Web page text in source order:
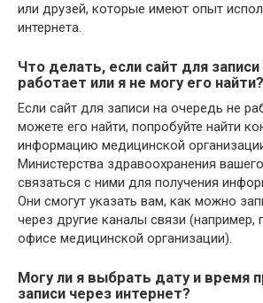
или друзей, которые имеют опыт
интернета.
Что делать, если сайт для
работает или я не могу его найти?
Если сайт для записи на очередь не
можете его найти, попробуйте найти
информацию медицинской
Министерства здравоохранения
связаться с ними для получения
Они смогут указать вам, как можно
через другие каналы связи (например,
офисе медицинской организации).
Могу ли я выбрать дату и время
записи через интернет?